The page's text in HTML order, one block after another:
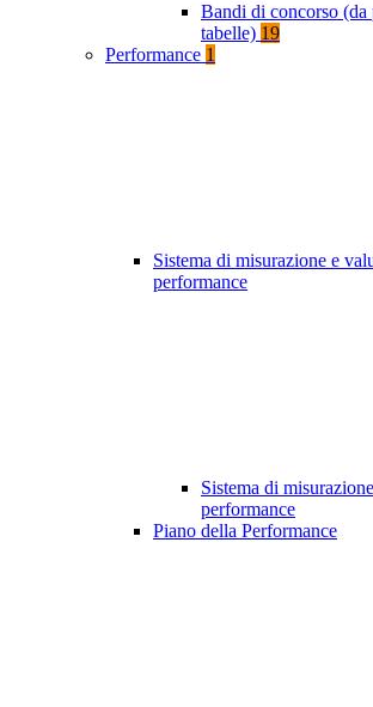
Bandi di concorso (da
tabelle) 19
Performance 1
Sistema di misurazione e
performance
Sistema di
performance
Piano della Performance